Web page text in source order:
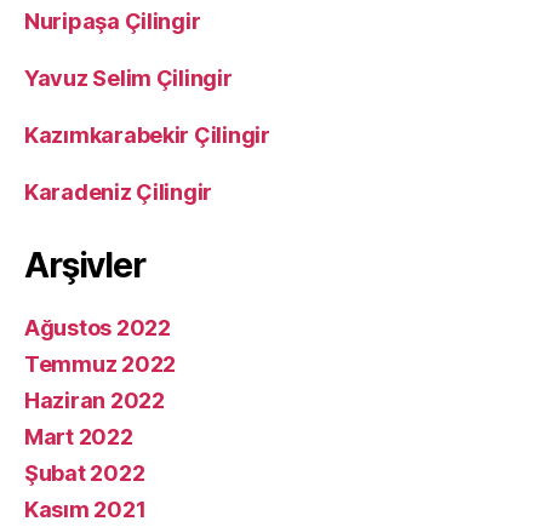
Nuripaşa Çilingir
Yavuz Selim Çilingir
Kazımkarabekir Çilingir
Karadeniz Çilingir
Arşivler
Ağustos 2022
Temmuz 2022
Haziran 2022
Mart 2022
Şubat 2022
Kasım 2021